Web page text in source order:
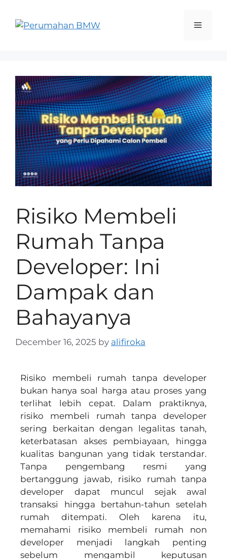
Risiko Membeli
Rumah Tanpa
Developer: Ini
Dampak dan
Bahayanya
December 16, 2025 by alifiroka
Risiko membeli rumah tanpa developer
bukan hanya soal harga atau proses yang
terlihat lebih cepat. Dalam praktiknya,
risiko membeli rumah tanpa developer
sering berkaitan dengan legalitas tanah,
keterbatasan akses pembiayaan, hingga
kualitas bangunan yang tidak terstandar.
Tanpa pengembang resmi yang
bertanggung jawab, risiko rumah tanpa
developer dapat muncul sejak awal
transaksi hingga bertahun-tahun setelah
rumah ditempati. Oleh karena itu,
memahami risiko membeli rumah non
developer menjadi langkah penting
sebelum mengambil keputusan